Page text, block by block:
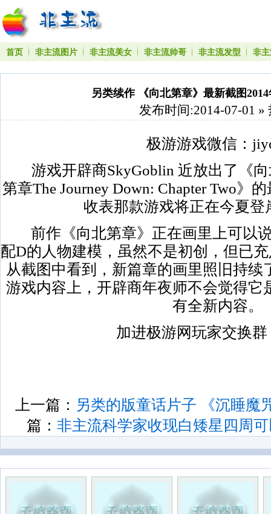
首页 非主流图片 非主流美女 非主流帅哥 非主流发型 非
另类续作 《向北第章》最新截图
发布时间:2014-07-01 »
极游游戏微信：
游戏开辟商SkyGoblin 近放出了《向
第章The Journey Down: Chapter Two》
收表那款游戏将正在今夏登
前作《向北第章》正在画里上可以说
配D的人物建模，虽然不是初创，但已
从截图中看到，新篇章的画里照旧持续
游戏内容上，开辟商年夜师不会觉得它
有全新内容。
加进极游网玩家交换群
上一篇： 另类的版童话片子 《沉睡魔
篇： 非主流科学家收现白矮星四周